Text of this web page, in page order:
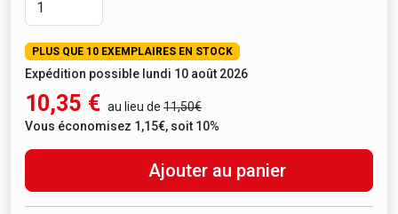
PLUS QUE 10 EXEMPLAIRES EN STOCK
Expédition possible lundi 10 août 2026
10,35 € au lieu de 11,50€
Vous économisez 1,15€, soit 10%
Ajouter au panier